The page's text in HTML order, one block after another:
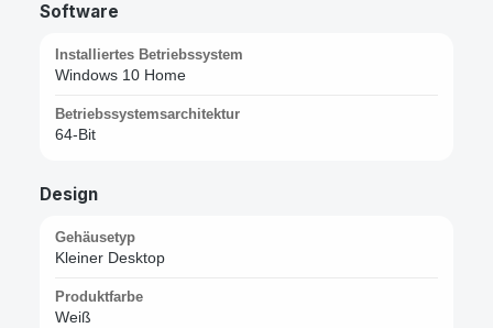
Software
Installiertes Betriebssystem
Windows 10 Home
Betriebssystemsarchitektur
64-Bit
Design
Gehäusetyp
Kleiner Desktop
Produktfarbe
Weiß